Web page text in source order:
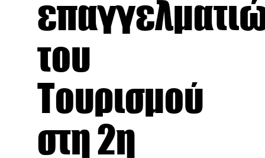
του
Τουρισμού
στη 2η